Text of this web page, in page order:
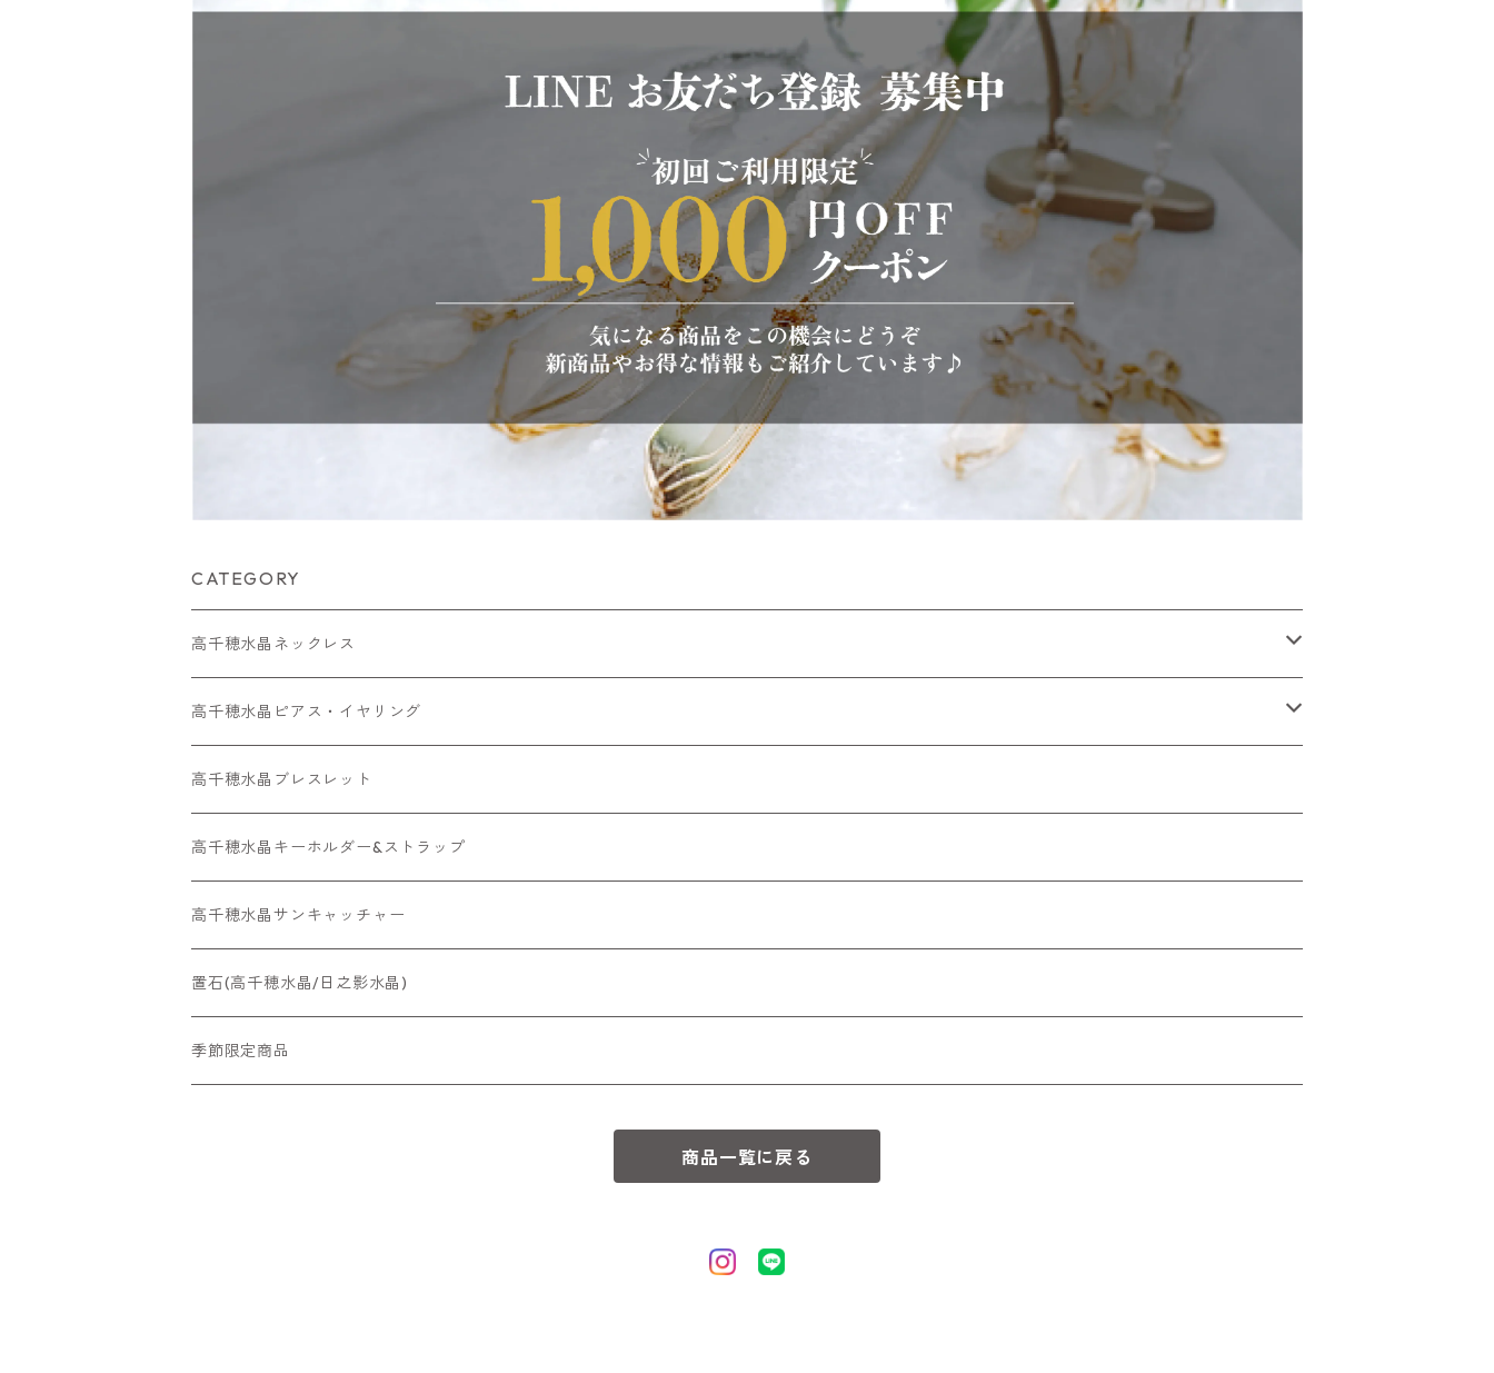
CATEGORY
高千穂水晶ネックレス
メッキネックレス
高千穂水晶レアストーン
金属アレルギー対応ネックレス
高千穂水晶ピアス・イヤリング
高千穂水晶イヤリング
金属アレルギー対応ピアス・ イヤリング
高千穂水晶ブレスレット
高千穂水晶キーホルダー&ストラップ
高千穂水晶サンキャッチャー
置石(高千穂水晶/日之影水晶)
季節限定商品
商品一覧に戻る